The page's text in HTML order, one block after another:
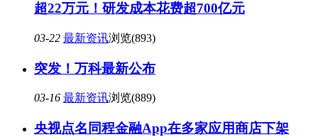
超22万元！研发成本花费超700亿元
03-22 最新资讯浏览(893)
突发！万科最新公布
03-16 最新资讯浏览(889)
央视点名同程金融App在多家应用商店下架